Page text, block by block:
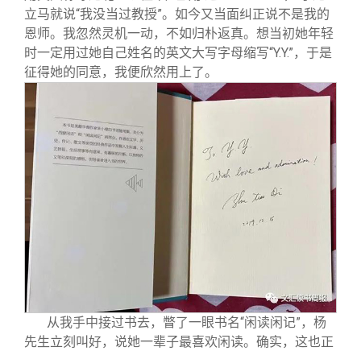
立马就说“我没当过教授”。如今又当面纠正说不是我的
恩师。我忽然灵机一动，不如归朴返真。想当初她年轻
时一定用过她自己姓名的英文大写字母缩写“Y.Y.”，于是
征得她的同意，我便欣然用上了。
从我手中接过书去，瞥了一眼书名“闲读闲记”，杨
先生立刻叫好，说她一辈子最喜欢闲读。确实，这也正